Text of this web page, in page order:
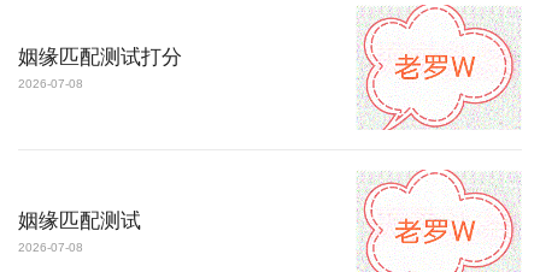
姻缘匹配测试打分
2026-07-08
姻缘匹配测试
2026-07-08